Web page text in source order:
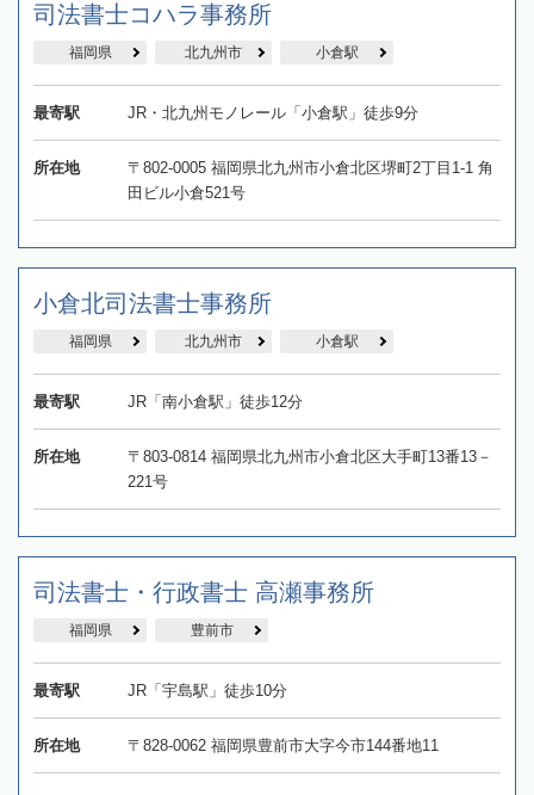
司法書士コハラ事務所
福岡県 北九州市 小倉駅
最寄駅 JR・北九州モノレール「小倉駅」徒歩9分
所在地
〒802-0005 福岡県北九州市小倉北区堺町2丁目1-1 角
田ビル小倉521号
小倉北司法書士事務所
福岡県 北九州市 小倉駅
最寄駅 JR「南小倉駅」徒歩12分
所在地
〒803-0814 福岡県北九州市小倉北区大手町13番13－
221号
司法書士・行政書士 高瀬事務所
福岡県 豊前市
最寄駅 JR「宇島駅」徒歩10分
所在地 〒828-0062 福岡県豊前市大字今市144番地11